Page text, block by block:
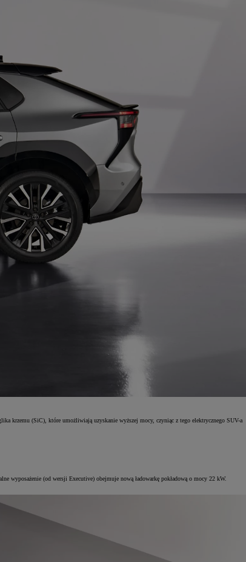
krzemu (SiC), które umożliwiają uzyskanie wyższej mocy, czyniąc z tego elektrycznego SUV-a
wyposażenie (od wersji Executive) obejmuje nową ładowarkę pokładową o mocy 22 kW.